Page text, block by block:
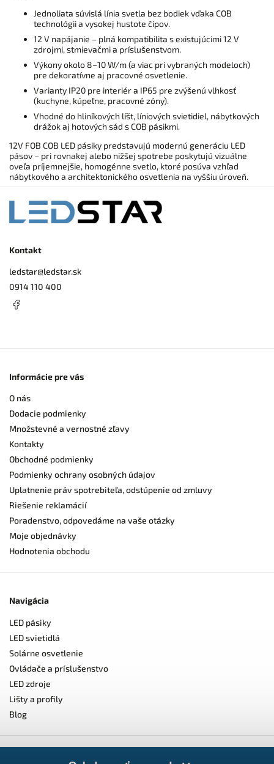
Jednoliata súvislá línia svetla bez bodiek vďaka COB
technológii a vysokej hustote čipov.
12 V napájanie – plná kompatibilita s existujúcimi 12 V
zdrojmi, stmievačmi a príslušenstvom.
Výkony okolo 8–10 W/m (a viac pri vybraných modeloch)
pre dekoratívne aj pracovné osvetlenie.
Varianty IP20 pre interiér a IP65 pre zvýšenú vlhkosť
(kuchyne, kúpeľne, pracovné zóny).
Vhodné do hliníkových líšt, líniových svietidiel, nábytkových
drážok aj hotových sád s COB pásikmi.
12V FOB COB LED pásiky predstavujú modernú generáciu LED
pásov – pri rovnakej alebo nižšej spotrebe poskytujú vizuálne
oveľa príjemnejšie, homogénne svetlo, ktoré posúva vzhľad
nábytkového a architektonického osvetlenia na vyššiu úroveň.
Kontakt
ledstar@ledstar.sk
0914 110 400
Informácie pre vás
O nás
Dodacie podmienky
Množstevné a vernostné zľavy
Kontakty
Obchodné podmienky
Podmienky ochrany osobných údajov
Uplatnenie práv spotrebiteľa, odstúpenie od zmluvy
Riešenie reklamácií
Poradenstvo, odpovedáme na vaše otázky
Moje objednávky
Hodnotenia obchodu
Navigácia
LED pásiky
LED svietidlá
Solárne osvetlenie
Ovládače a príslušenstvo
LED zdroje
Lišty a profily
Blog